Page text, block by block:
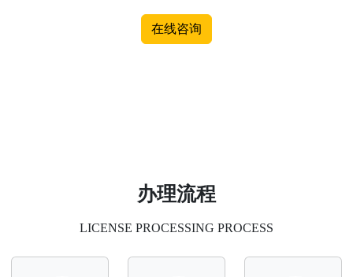
在线咨询
办理流程
LICENSE PROCESSING PROCESS